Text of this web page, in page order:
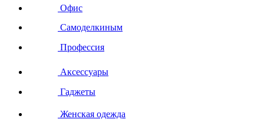
Офис
Самоделкиным
Профессия
Аксессуары
Гаджеты
Женская одежда